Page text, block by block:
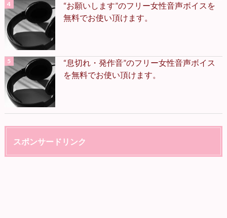
“お願いします”のフリー女性音声ボイスを
無料でお使い頂けます。
“息切れ・発作音”のフリー女性音声ボイス
を無料でお使い頂けます。
スポンサードリンク